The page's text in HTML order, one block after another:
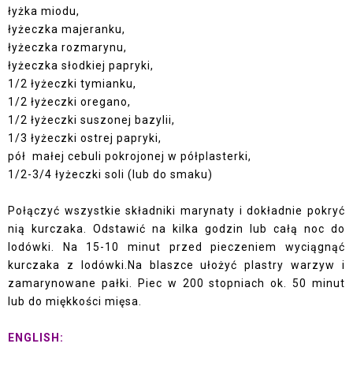
łyżka miodu,
łyżeczka majeranku,
łyżeczka rozmarynu,
łyżeczka słodkiej papryki,
1/2 łyżeczki tymianku,
1/2 łyżeczki oregano,
1/2 łyżeczki suszonej bazylii,
1/3 łyżeczki ostrej papryki,
pół małej cebuli pokrojonej w półplasterki,
1/2-3/4 łyżeczki soli (lub do smaku)
Połączyć wszystkie składniki marynaty i dokładnie pokryć
nią kurczaka. Odstawić na kilka godzin lub całą noc do
lodówki. Na 15-10 minut przed pieczeniem wyciągnąć
kurczaka z lodówki.Na blaszce ułożyć plastry warzyw i
zamarynowane pałki. Piec w 200 stopniach ok. 50 minut
lub do miękkości mięsa.
ENGLISH: